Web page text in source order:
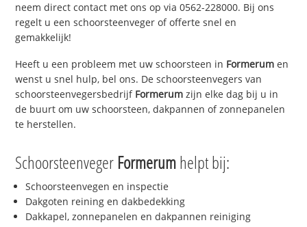
neem direct contact met ons op via 0562-228000. Bij ons
regelt u een schoorsteenveger of offerte snel en
gemakkelijk!
Heeft u een probleem met uw schoorsteen in Formerum en
wenst u snel hulp, bel ons. De schoorsteenvegers van
schoorsteenvegersbedrijf Formerum zijn elke dag bij u in
de buurt om uw schoorsteen, dakpannen of zonnepanelen
te herstellen.
Schoorsteenveger Formerumhelpt bij:
Schoorsteenvegen en inspectie
Dakgoten reining en dakbedekking
Dakkapel, zonnepanelen en dakpannen reiniging